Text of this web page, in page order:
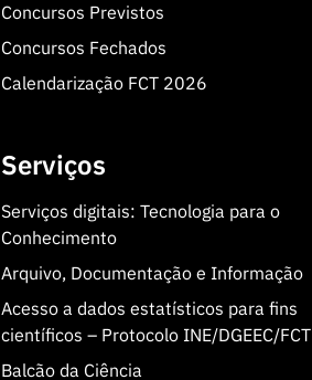
Concursos Previstos
Concursos Fechados
Calendarização FCT 2026
Serviços
Serviços digitais: Tecnologia para o
Conhecimento
Arquivo, Documentação e Informação
Acesso a dados estatísticos para fins
científicos – Protocolo INE/DGEEC/FCT
Balcão da Ciência